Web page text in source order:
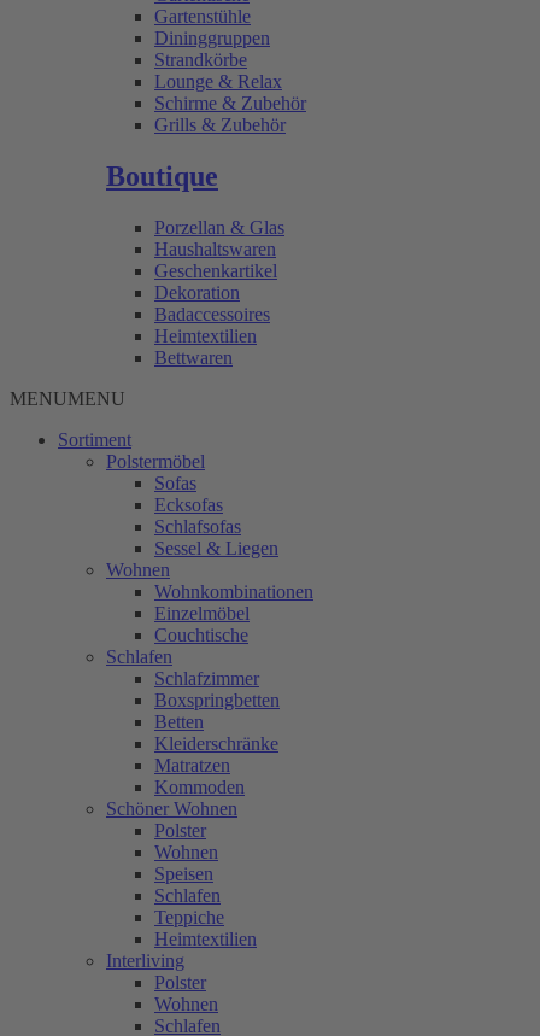
Gartenstühle
Dininggruppen
Strandkörbe
Lounge & Relax
Schirme & Zubehör
Grills & Zubehör
Boutique
Porzellan & Glas
Haushaltswaren
Geschenkartikel
Dekoration
Badaccessoires
Heimtextilien
Bettwaren
MENUMENU
Sortiment
Polstermöbel
Sofas
Ecksofas
Schlafsofas
Sessel & Liegen
Wohnen
Wohnkombinationen
Einzelmöbel
Couchtische
Schlafen
Schlafzimmer
Boxspringbetten
Betten
Kleiderschränke
Matratzen
Kommoden
Schöner Wohnen
Polster
Wohnen
Speisen
Schlafen
Teppiche
Heimtextilien
Interliving
Polster
Wohnen
Schlafen